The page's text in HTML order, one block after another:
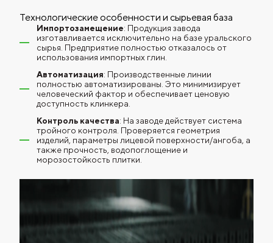
Технологические особенности и сырьевая база
Импортозамещение: Продукция завода
изготавливается исключительно на базе уральского
сырья. Предприятие полностью отказалось от
использования импортных глин.
Автоматизация: Производственные линии
полностью автоматизированы. Это минимизирует
человеческий фактор и обеспечивает ценовую
доступность клинкера.
Контроль качества: На заводе действует система
тройного контроля. Проверяется геометрия
изделий, параметры лицевой поверхности/ангоба, а
также прочность, водопоглощение и
морозостойкость плитки.